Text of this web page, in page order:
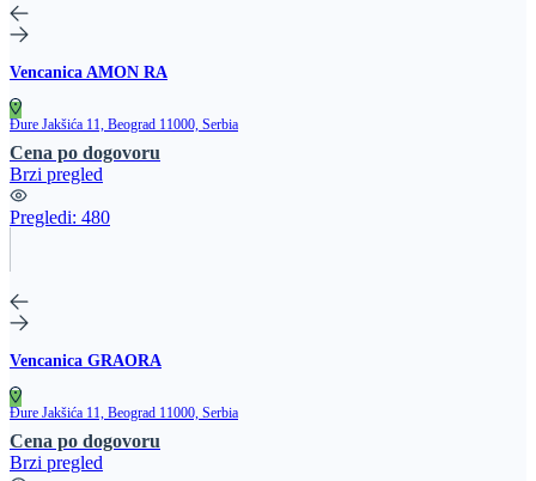
Vencanica AMON RA
Đure Jakšića 11, Beograd 11000, Serbia
Cena po dogovoru
Brzi pregled
Pregledi: 480
Vencanica GRAORA
Đure Jakšića 11, Beograd 11000, Serbia
Cena po dogovoru
Brzi pregled